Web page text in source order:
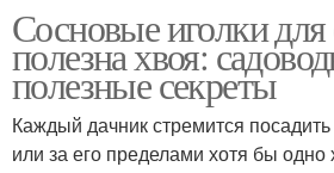
Иголки для гортензии
Сосновые иголки
полезна хвоя:
полезные секреты
Каждый дачник стремится
или за его пределами хотя бы